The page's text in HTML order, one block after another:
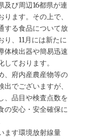
及び周辺16都県が連
ます。その上で、
する食品について放
り、11月には新たに
体検出器や簡易迅速
ております。
、府内産農産物等の
でございますが、
、品目や検査点数を
の安心・安全確保に
ます環境放射線量